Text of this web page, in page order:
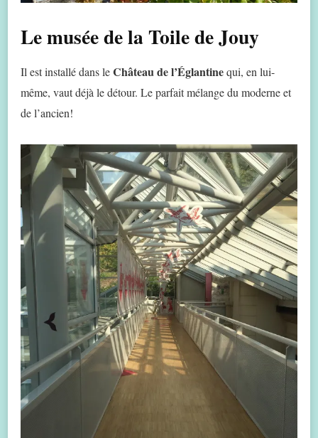
Le musée de la Toile de Jouy
Il est installé dans leChâteau de l’Églantinequi, en lui-
même, vaut déjà le détour. Le parfait mélange du moderne et
de l’ancien!